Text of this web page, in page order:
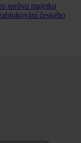
správu majetku
českého